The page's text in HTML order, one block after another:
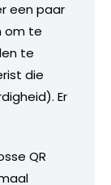
een paar
om te
te
die
Er
QR